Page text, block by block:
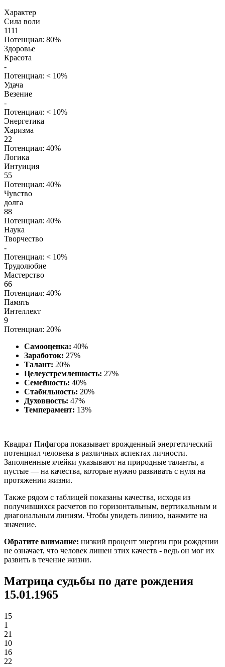
Характер
Сила воли
1111
Потенциал: 80%
Здоровье
Красота
-
Потенциал: < 10%
Удача
Везение
-
Потенциал: < 10%
Энергетика
Харизма
22
Потенциал: 40%
Логика
Интуиция
55
Потенциал: 40%
Чувство
долга
88
Потенциал: 40%
Наука
Творчество
-
Потенциал: < 10%
Трудолюбие
Мастерство
66
Потенциал: 40%
Память
Интеллект
9
Потенциал: 20%
Самооценка: 40%
Заработок: 27%
Талант: 20%
Целеустремленность: 27%
Семейность: 40%
Стабильность: 20%
Духовность: 47%
Темперамент: 13%
Квадрат Пифагора показывает врожденный энергетический
потенциал человека в различных аспектах личности.
Заполненные ячейки указывают на природные таланты, а
пустые — на качества, которые нужно развивать с нуля на
протяжении жизни.
Также рядом с таблицей показаны качества, исходя из
получившихся расчетов по горизонтальным, вертикальным и
диагональным линиям. Чтобы увидеть линию, нажмите на
значение.
Обратите внимание: низкий процент энергии при рождении
не означает, что человек лишен этих качеств - ведь он мог их
развить в течение жизни.
Матрица судьбы по дате рождения
15.01.1965
15
1
21
10
16
22